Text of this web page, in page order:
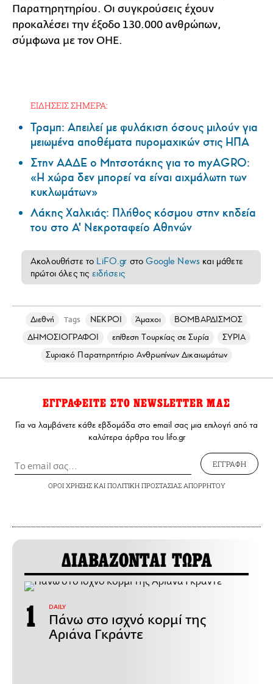
Παρατηρητηρίου. Οι συγκρούσεις έχουν
προκαλέσει την έξοδο 130.000 ανθρώπων,
σύμφωνα με τον ΟΗΕ.
ΕΙΔΗΣΕΙΣ ΣΗΜΕΡΑ:
Τραμπ: Απειλεί με φυλάκιση όσους μιλούν για
μειωμένα αποθέματα πυρομαχικών στις ΗΠΑ
Στην ΑΑΔΕ ο Μητσοτάκης για το myAGRO:
«Η χώρα δεν μπορεί να είναι αιχμάλωτη των
κυκλωμάτων»
Λάκης Χαλκιάς: Πλήθος κόσμου στην κηδεία
του στο Α' Νεκροταφείο Αθηνών
Ακολουθήστε το LiFO.gr στοGoogle News και μάθετε
πρώτοι όλες τις ειδήσεις
Διεθνή Tags ΝΕΚΡΟΙ Άμαχοι
ΒΟΜΒΑΡΔΙΣΜΟΣ
ΔΗΜΟΣΙΟΓΡΑΦΟΙ
επίθεση Τουρκίας σε Συρία
ΣΥΡΙΑ
Συριακό Παρατηρητήριο Ανθρωπίνων Δικαιωμάτων
ΕΓΓΡΑΦΕΙΤΕ ΣΤΟ NEWSLETTER ΜΑΣ
Για να λαμβάνετε κάθε εβδομάδα στο email σας μια επιλογή από τα
καλύτερα άρθρα του lifo.gr
ΕΓΓΡΑΦΗ
ΟΡΟΙ ΧΡΗΣΗΣΚΑΙ ΠΟΛΙΤΙΚΗ ΠΡΟΣΤΑΣΙΑΣ ΑΠΟΡΡΗΤΟΥ
ΔΙΑΒΑΖΟΝΤΑΙ ΤΩΡΑ
DAILY
Πάνω στο ισχνό κορμί της
Αριάνα Γκράντε